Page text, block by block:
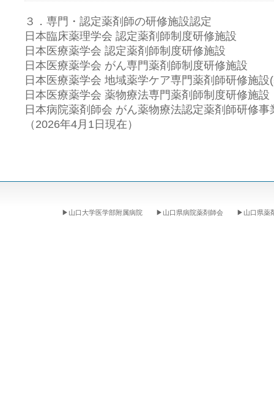
３．専門・認定薬剤師の研修施設認定
日本臨床薬理学会 認定薬剤師制度研修施設
日本医療薬学会 認定薬剤師制度研修施設
日本医療薬学会 がん専門薬剤師制度研修施設
日本医療薬学会 地域薬学ケア専門薬剤師研修施設
日本医療薬学会 薬物療法専門薬剤師制度研修施設
日本病院薬剤師会 がん薬物療法認定薬剤師研修事
（2026年4月1日現在）
▶ 山口大学医学部附属病院▶ 山口県病院薬剤師会▶ 山口県薬